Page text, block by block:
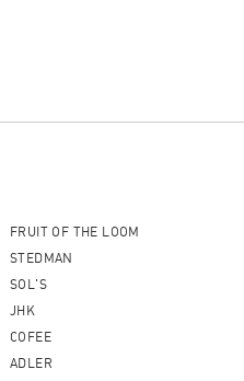
FRUIT OF THE LOOM
STEDMAN
SOL'S
JHK
COFEE
ADLER